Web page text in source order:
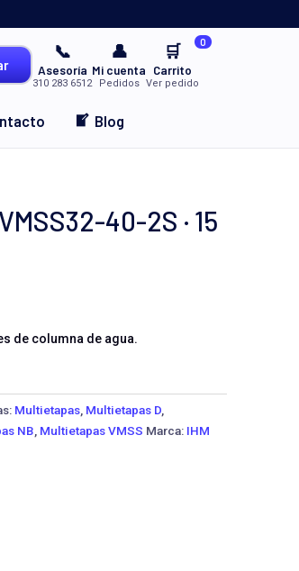
📞
Asesoría
310 283 6512
👤
Mi cuenta
Pedidos
🛒 0
Carrito
Ver pedido
Blog
40-2S · 15
de columna de agua.
Multietapas, Multietapas D,
NB Multietapas VMSS Marca: IHM